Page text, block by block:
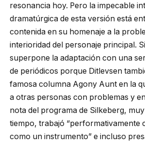
resonancia hoy. Pero la impecable
dramatúrgica de esta versión está
contenida en su homenaje a la
interioridad del personaje principal.
superpone la adaptación con una
de periódicos porque Ditlevsen
famosa columna Agony Aunt en la
a otras personas con problemas y
nota del programa de Silkeberg,
tiempo, trabajó “performativamente
como un instrumento” e incluso